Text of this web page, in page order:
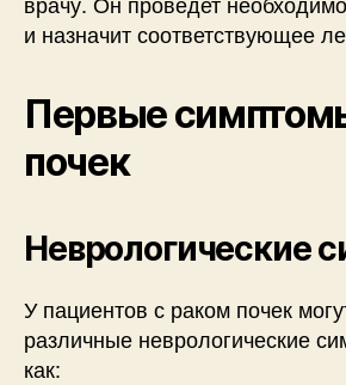
и назначит соответствующее
Первые
почек
Неврологические
У пациентов с раком почек
различные неврологические
как: